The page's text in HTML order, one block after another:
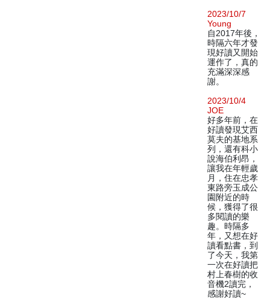
2023/10/7
Young
自2017年後，
時隔六年才發
現好讀又開始
運作了，真的
充滿深深感
謝。
2023/10/4
JOE
好多年前，在
好讀發現艾西
莫夫的基地系
列，還有科小
說海伯利昂，
讓我在年輕歲
月，住在忠孝
東路旁玉成公
園附近的時
候，獲得了很
多閱讀的樂
趣。時隔多
年，又想在好
讀看點書，到
了今天，我第
一次在好讀把
村上春樹的收
音機2讀完，
感謝好讀~